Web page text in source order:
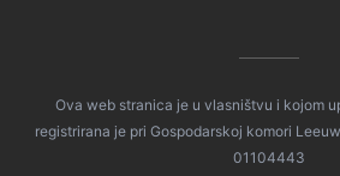
Ova web stranica je u vlasništvu i kojom
registrirana je pri Gospodarskoj komori
01104443